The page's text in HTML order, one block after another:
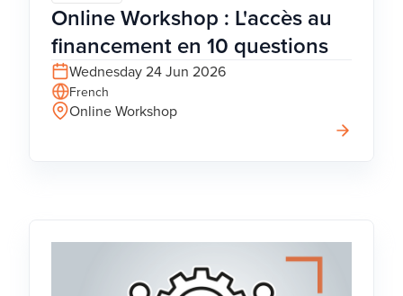
Online Workshop : L'accès au
financement en 10 questions
Wednesday 24 Jun 2026
French
Online Workshop